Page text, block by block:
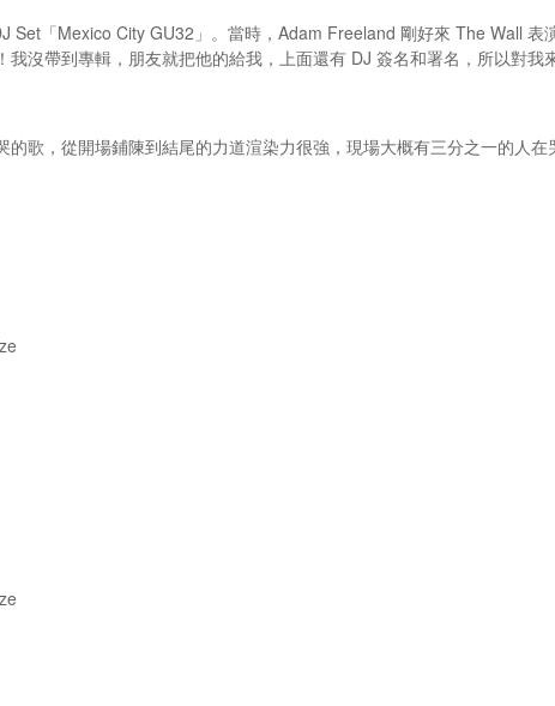
Set「Mexico City GU32」。當時，Adam Freeland 剛好來 The Wall 表
沒帶到專輯，朋友就把他的給我，上面還有 DJ 簽名和署名，所以對我
歌，從開場鋪陳到結尾的力道渲染力很強，現場大概有三分之一的人